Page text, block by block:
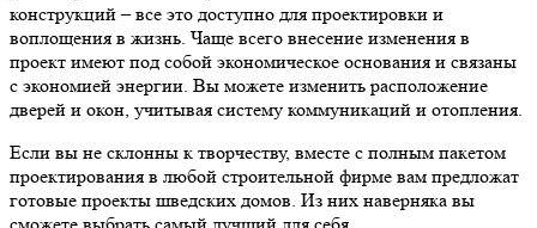
конструкций – все это доступно для проектировки и
воплощения в жизнь. Чаще всего внесение изменения в
проект имеют под собой экономическое основания и связаны
с экономией энергии. Вы можете изменить расположение
дверей и окон, учитывая систему коммуникаций и отопления.
Если вы не склонны к творчеству, вместе с полным пакетом
проектирования в любой строительной фирме вам предложат
готовые проекты шведских домов. Из них наверняка вы